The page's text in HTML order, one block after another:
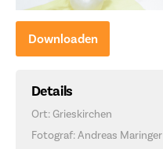
Downloaden
Details
Ort: Grieskirchen
Fotograf: Andreas Maringer